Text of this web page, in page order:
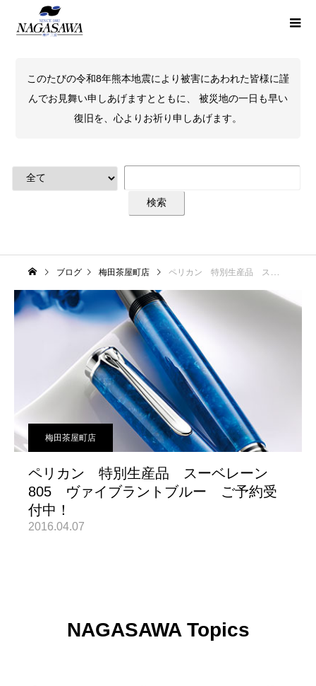
このたびの令和8年熊本地震により被害にあわれた皆様に謹
んでお見舞い申しあげますとともに、 被災地の一日も早い
復旧を、心よりお祈り申しあげます。
ブログ 梅田茶屋町店 ペリカン 特別生産品 スーベレーン805 ヴァイブラントブルー ご予約受付中！
梅田茶屋町店
ペリカン 特別生産品 スーベレーン
805 ヴァイブラントブルー ご予約受
付中！
2016.04.07
NAGASAWA Topics